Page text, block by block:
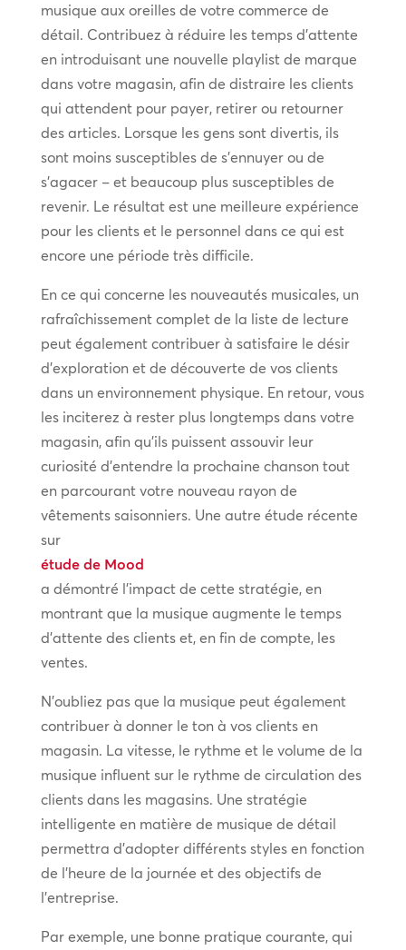
musique aux oreilles de votre commerce de
détail. Contribuez à réduire les temps d’attente
en introduisant une nouvelle playlist de marque
dans votre magasin, afin de distraire les clients
qui attendent pour payer, retirer ou retourner
des articles. Lorsque les gens sont divertis, ils
sont moins susceptibles de s’ennuyer ou de
s’agacer – et beaucoup plus susceptibles de
revenir. Le résultat est une meilleure expérience
pour les clients et le personnel dans ce qui est
encore une période très difficile.
En ce qui concerne les nouveautés musicales, un
rafraîchissement complet de la liste de lecture
peut également contribuer à satisfaire le désir
d’exploration et de découverte de vos clients
dans un environnement physique. En retour, vous
les inciterez à rester plus longtemps dans votre
magasin, afin qu’ils puissent assouvir leur
curiosité d’entendre la prochaine chanson tout
en parcourant votre nouveau rayon de
vêtements saisonniers. Une autre étude récente
sur
étude de Mood
a démontré l’impact de cette stratégie, en
montrant que la musique augmente le temps
d’attente des clients et, en fin de compte, les
ventes.
N’oubliez pas que la musique peut également
contribuer à donner le ton à vos clients en
magasin. La vitesse, le rythme et le volume de la
musique influent sur le rythme de circulation des
clients dans les magasins. Une stratégie
intelligente en matière de musique de détail
permettra d’adopter différents styles en fonction
de l’heure de la journée et des objectifs de
l’entreprise.
Par exemple, une bonne pratique courante, qui